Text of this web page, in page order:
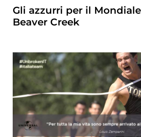
Gli azzurri per il
Beaver Creek